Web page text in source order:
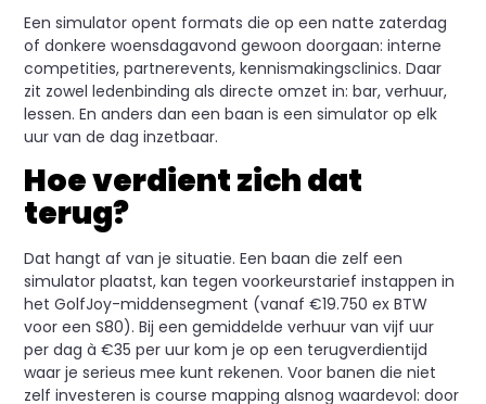
Een simulator opent formats die op een natte zaterdag
of donkere woensdagavond gewoon doorgaan: interne
competities, partnerevents, kennismakingsclinics. Daar
zit zowel ledenbinding als directe omzet in: bar, verhuur,
lessen. En anders dan een baan is een simulator op elk
uur van de dag inzetbaar.
Hoe verdient zich dat
terug?
Dat hangt af van je situatie. Een baan die zelf een
simulator plaatst, kan tegen voorkeurstarief instappen in
het GolfJoy-middensegment (vanaf €19.750 ex BTW
voor een S80). Bij een gemiddelde verhuur van vijf uur
per dag à €35 per uur kom je op een terugverdientijd
waar je serieus mee kunt rekenen. Voor banen die niet
zelf investeren is course mapping alsnog waardevol: door